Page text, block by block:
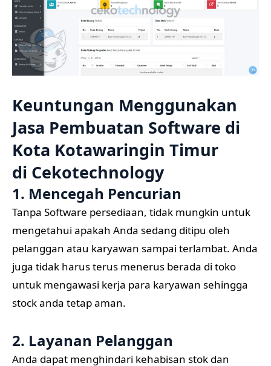
Keuntungan Menggunakan
Jasa Pembuatan Software di
Kota Kotawaringin Timur
di Cekotechnology
1. Mencegah Pencurian
Tanpa Software persediaan, tidak mungkin untuk
mengetahui apakah Anda sedang ditipu oleh
pelanggan atau karyawan sampai terlambat. Anda
juga tidak harus terus menerus berada di toko
untuk mengawasi kerja para karyawan sehingga
stock anda tetap aman.
2. Layanan Pelanggan
Anda dapat menghindari kehabisan stok dan